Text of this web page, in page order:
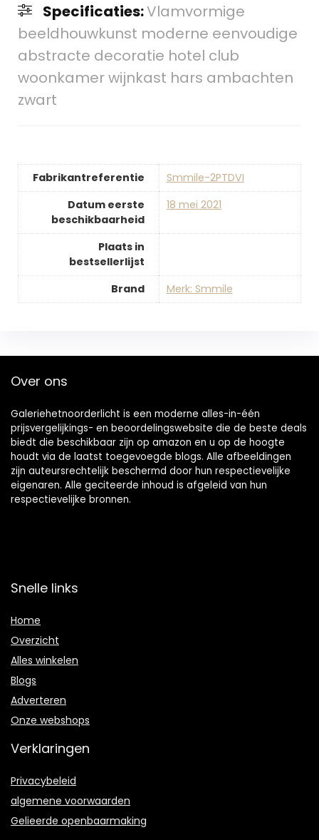
Specificaties:Vlamvormige
beeldhouwkunst moderne eenvoudige
abstracte decoratie hotel club
woonkamer wijnkast hars ambachten
zwart
Fabrikantreferentie
Smmile-2PTDVI
Datum eerste
beschikbaarheid
18 mei 2021
Plaats in
bestsellerlijst
Brand
Merk: Smmile
Over ons
Galeriehetnoorderlicht is een moderne alles-in-één
prijsvergelijkings- en beoordelingswebsite die de beste deals
biedt die beschikbaar zijn op amazon en u op de hoogte
houdt via de laatst toegevoegde blogs. Alle afbeeldingen
zijn auteursrechtelijk beschermd door hun respectievelijke
eigenaren. Alle geciteerde inhoud is afgeleid van hun
respectievelijke bronnen.
Snelle links
Home
Overzicht
Alles winkelen
Blogs
Adverteren
Onze webshops
Verklaringen
Privacybeleid
algemene voorwaarden
Gelieerde openbaarmaking